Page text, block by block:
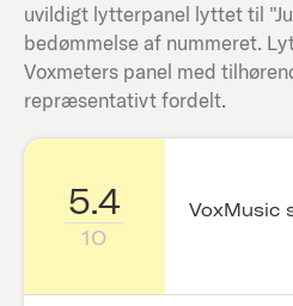
uvildigt lytterpanel lyttet til "
bedømmelse af nummeret.
Voxmeters panel med
repræsentativt fordelt.
5.4
10
VoxMusic